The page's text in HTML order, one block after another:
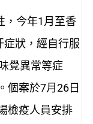
，今年1月至香
狀，經自行服
覺異常等症
個案於7月26日
檢疫人員安排